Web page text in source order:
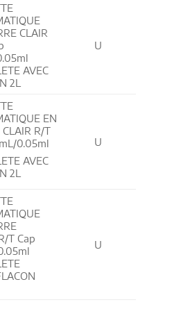
CLAIR
AVEC
2L
U
EN
CLAIR R/T
0.05ml
AVEC
2L
U
T Cap
U